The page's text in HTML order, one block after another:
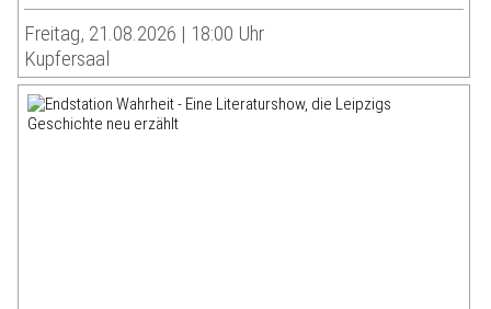
Freitag, 21.08.2026 | 18:00 Uhr
Kupfersaal